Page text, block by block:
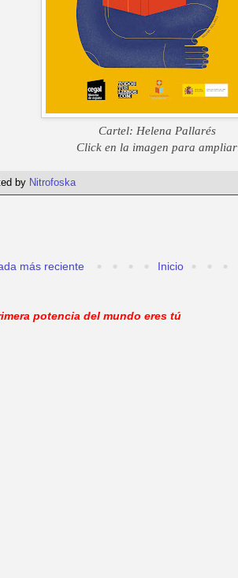
Cartel: Helena Pallarés
Click en la imagen para ampliar
by Nitrofoska
más reciente Inicio
potencia del mundo eres tú